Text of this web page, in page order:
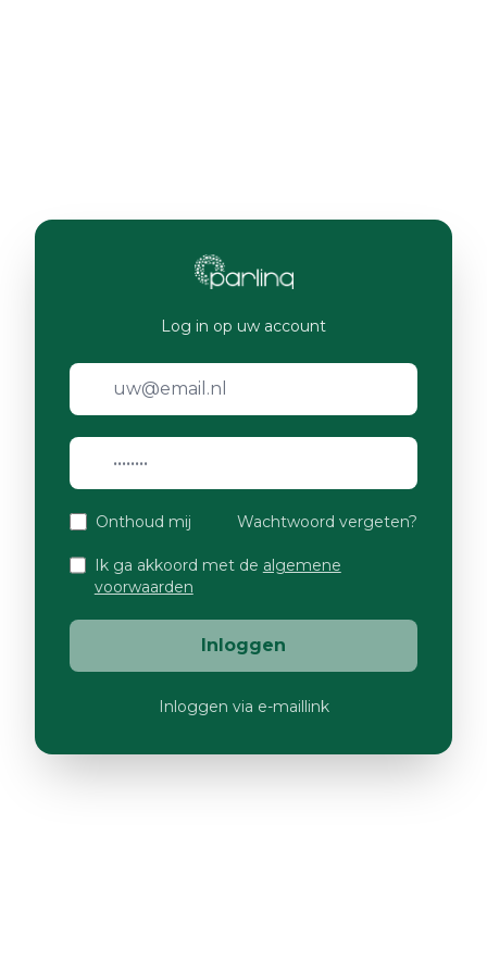
Log in op uw account
Onthoud mij Wachtwoord vergeten?
Ik ga akkoord met de algemene
voorwaarden
Inloggen
Inloggen via e-maillink